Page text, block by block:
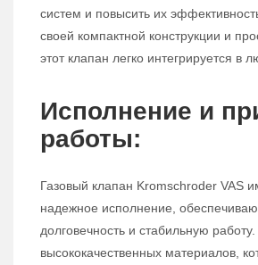
систем и повысить их
своей компактной конструкции и
этот клапан легко интегрируется в
Исполнение и
работы:
Газовый клапан Kromschroder VAS
надежное исполнение,
долговечность и стабильную
высококачественных материалов,